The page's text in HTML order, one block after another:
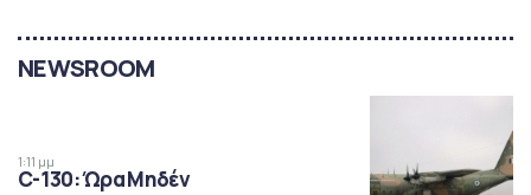
NEWSROOM
1:11 μμ
C-130: Ώρα Μηδέν